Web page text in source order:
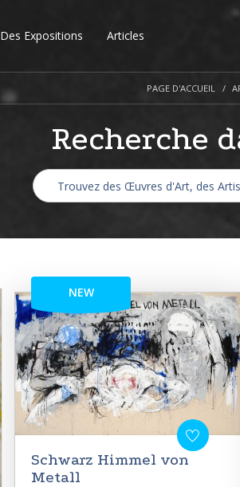
Des Expositions Articles
PAGE D'ACCUEIL
Recherche
NEW
Schwarz Himmel von
Metall